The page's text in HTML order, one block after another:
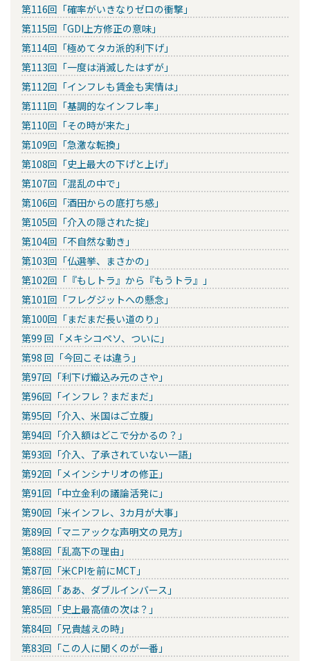
第116回「確率がいきなりゼロの衝撃」
第115回「GDI上方修正の意味」
第114回「極めてタカ派的利下げ」
第113回「一度は消滅したはずが」
第112回「インフレも賃金も実情は」
第111回「基調的なインフレ率」
第110回「その時が来た」
第109回「急激な転換」
第108回「史上最大の下げと上げ」
第107回「混乱の中で」
第106回「酒田からの底打ち感」
第105回「介入の隠された掟」
第104回「不自然な動き」
第103回「仏選挙、まさかの」
第102回「『もしトラ』から『もうトラ』」
第101回「フレグジットへの懸念」
第100回「まだまだ長い道のり」
第99 回「メキシコペソ、ついに」
第98 回「今回こそは違う」
第97回「利下げ織込み元のさや」
第96回「インフレ？まだまだ」
第95回「介入、米国はご立腹」
第94回「介入額はどこで分かるの？」
第93回「介入、了承されていない一語」
第92回「メインシナリオの修正」
第91回「中立金利の議論活発に」
第90回「米インフレ、3カ月が大事」
第89回「マニアックな声明文の見方」
第88回「乱高下の理由」
第87回「米CPIを前にMCT」
第86回「ああ、ダブルインバース」
第85回「史上最高値の次は？」
第84回「兄貴越えの時」
第83回「この人に聞くのが一番」